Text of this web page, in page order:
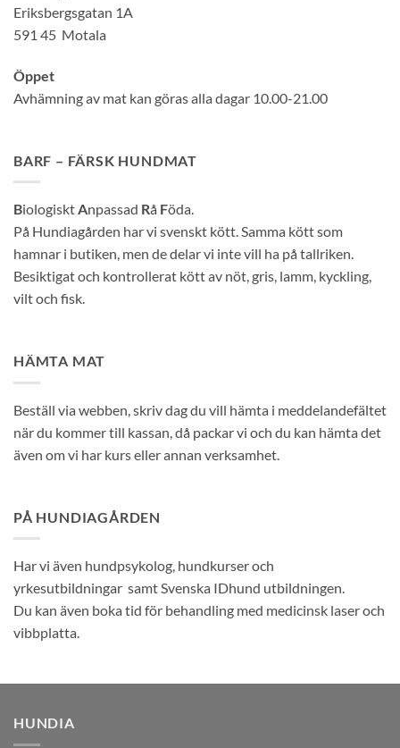
Eriksbergsgatan 1A
591 45 Motala
Öppet
Avhämning av mat kan göras alla dagar 10.00-21.00
BARF – FÄRSK HUNDMAT
BiologisktAnpassad Rå Föda.
På Hundiagården har vi svenskt kött. Samma kött som
hamnar i butiken, men de delar vi inte vill ha på tallriken.
Besiktigat och kontrollerat kött av nöt, gris, lamm, kyckling,
vilt och fisk.
HÄMTA MAT
Beställ via webben, skriv dag du vill hämta i meddelandefältet
när du kommer till kassan, då packar vi och du kan hämta det
även om vi har kurs eller annan verksamhet.
PÅ HUNDIAGÅRDEN
Har vi även hundpsykolog, hundkurser och
yrkesutbildningar samt Svenska IDhund utbildningen.
Du kan även boka tid för behandling med medicinsk laser och
vibbplatta.
HUNDIA